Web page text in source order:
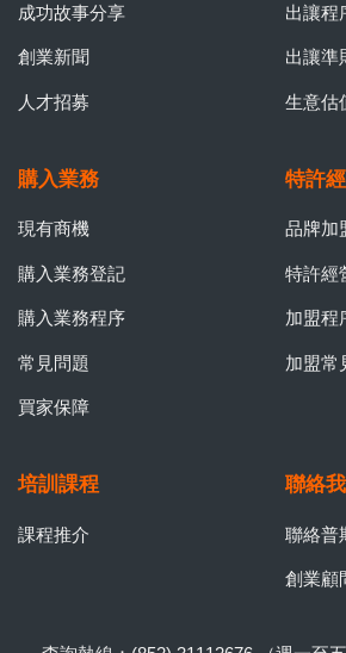
成功故事分享
創業新聞
人才招募
出讓程
出讓準
生意估
購入業務
現有商機
購入業務登記
購入業務程序
常見問題
買家保障
特許
品牌加
特許經
加盟程
加盟常
培訓課程
課程推介
聯絡
聯絡普
創業顧